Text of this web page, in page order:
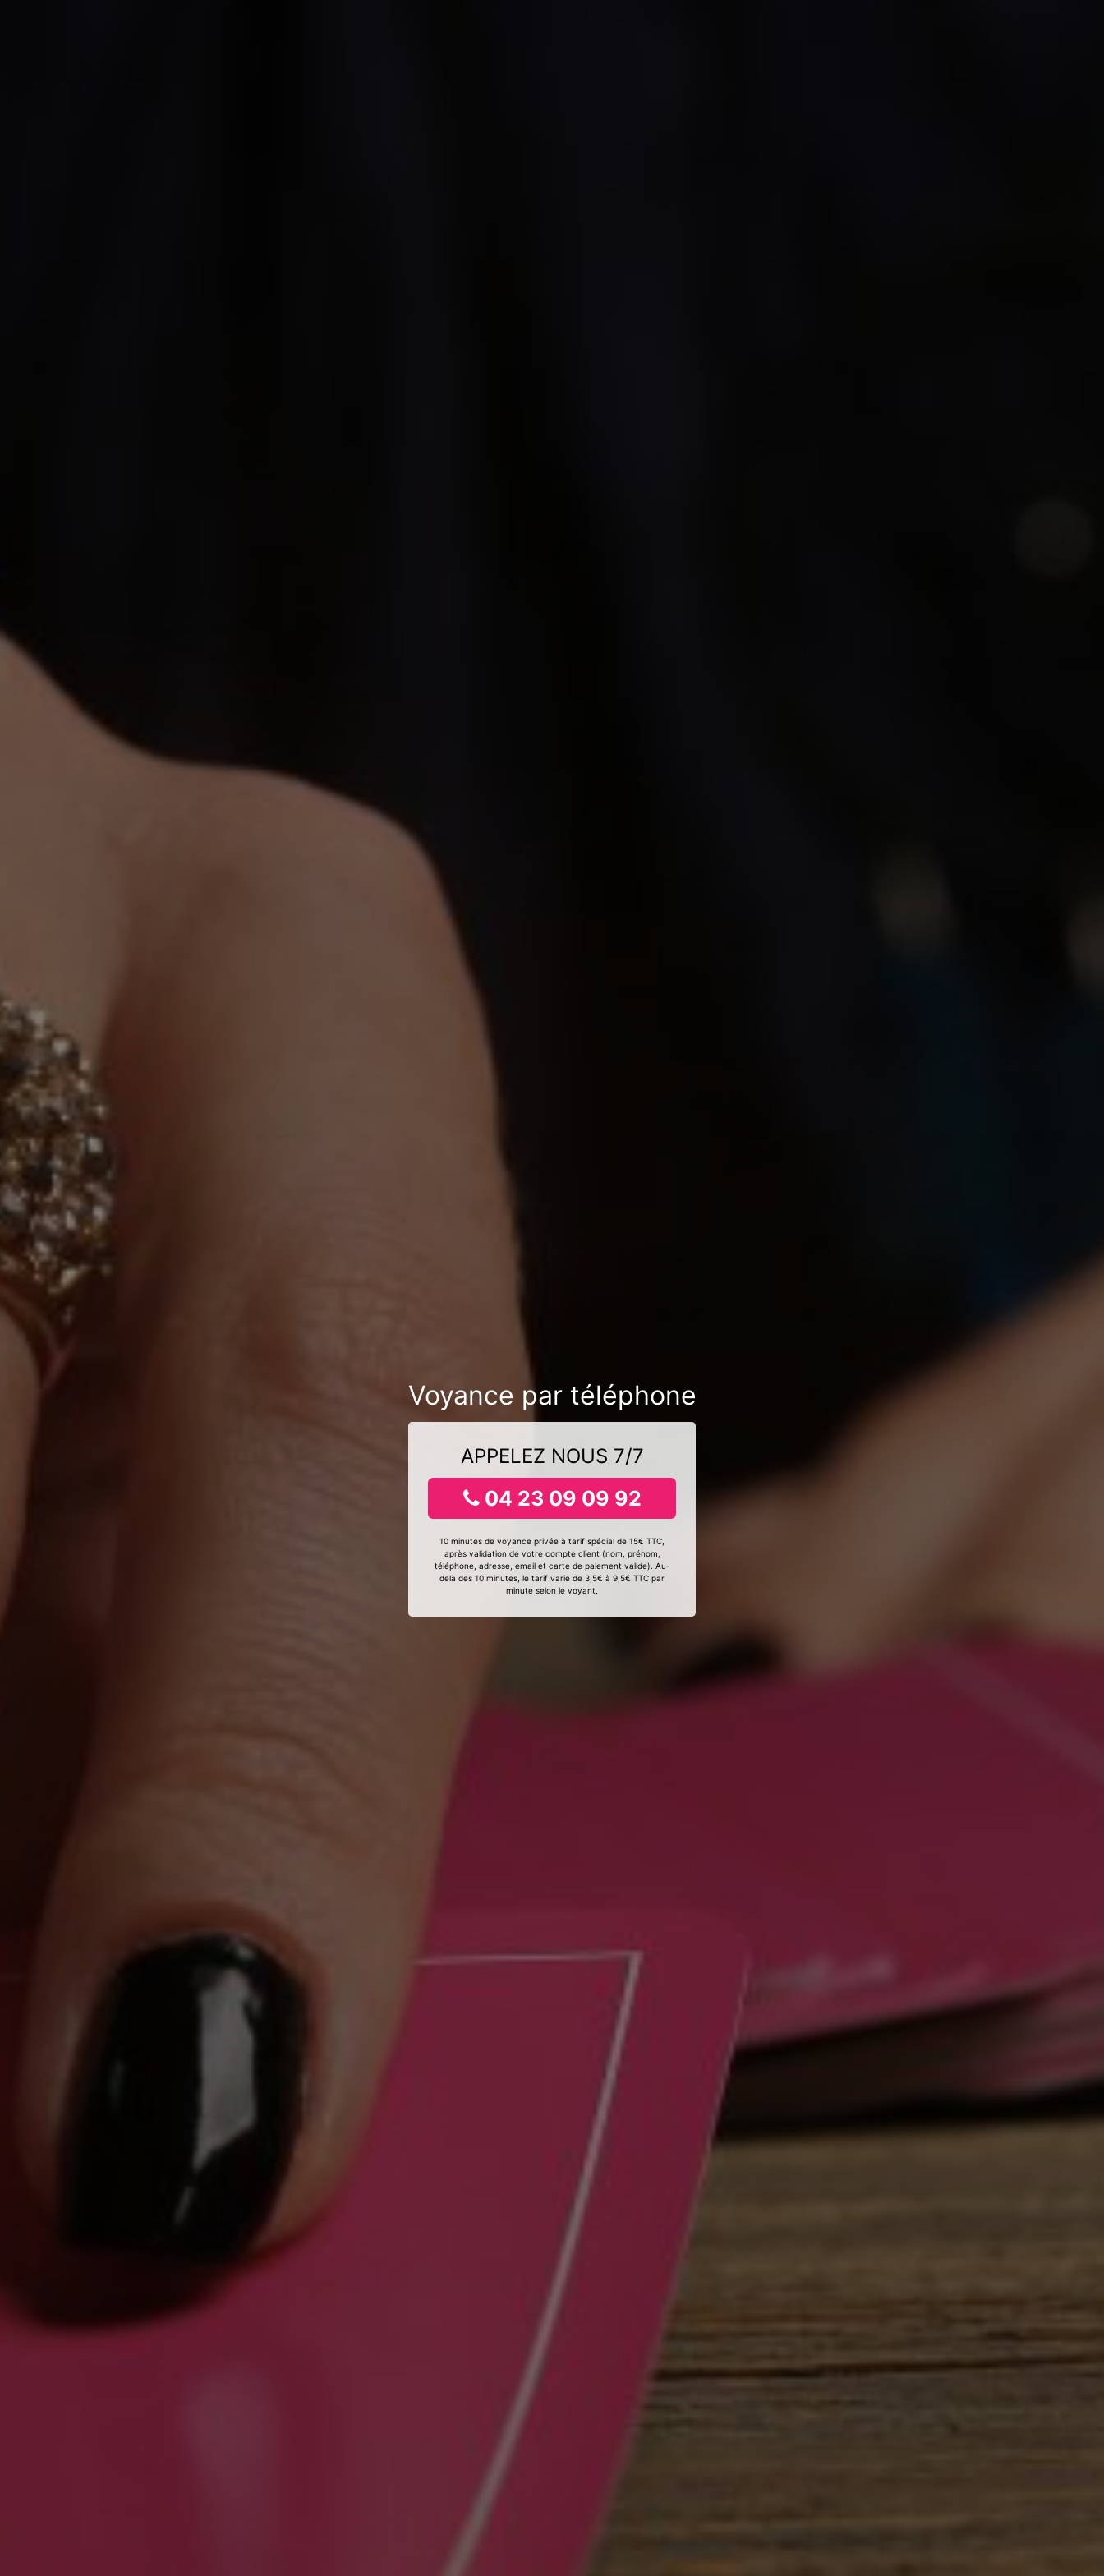
Voyance par téléphone
APPELEZ NOUS 7/7
04 23 09 09 92
10 minutes de voyance privée à tarif spécial de 15€ TTC,
après validation de votre compte client (nom, prénom,
téléphone, adresse, email et carte de paiement valide). Au-
delà des 10 minutes, le tarif varie de 3,5€ à 9,5€ TTC par
minute selon le voyant.